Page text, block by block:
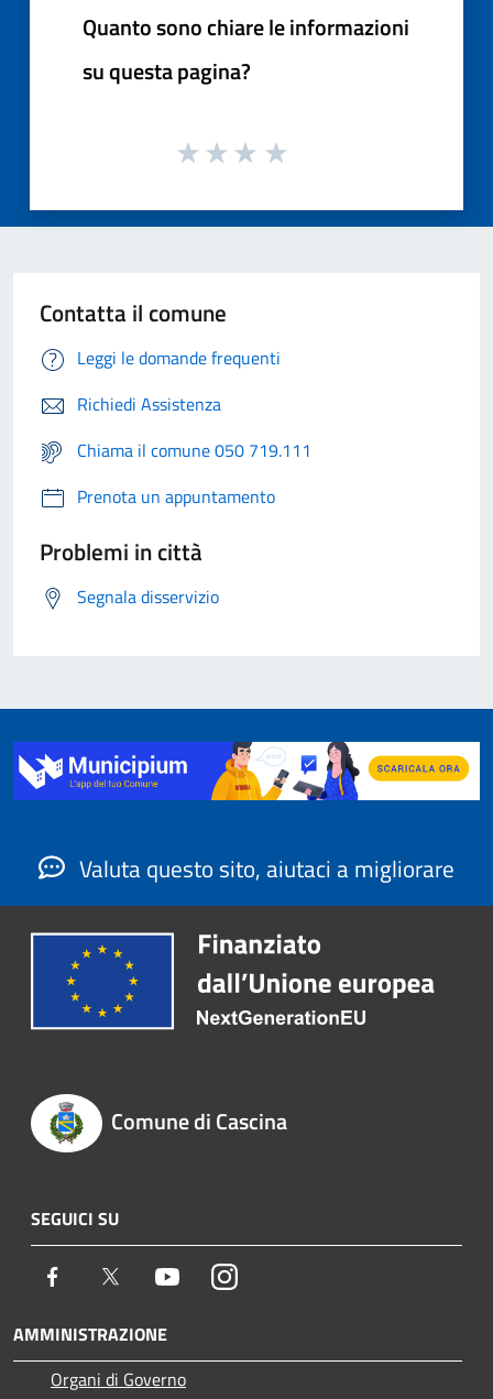
Quanto sono chiare le informazioni
su questa pagina?
Contatta il comune
Leggi le domande frequenti
Richiedi Assistenza
Chiama il comune 050 719.111
Prenota un appuntamento
Problemi in città
Segnala disservizio
Valuta questo sito, aiutaci a migliorare
Comune di Cascina
SEGUICI SU
Facebook Twitter YoutubeInstagram
AMMINISTRAZIONE
Organi di Governo